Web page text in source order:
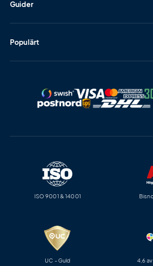
Guider
Populärt
ISO 9001 & 14001
UC - Guld 4,6